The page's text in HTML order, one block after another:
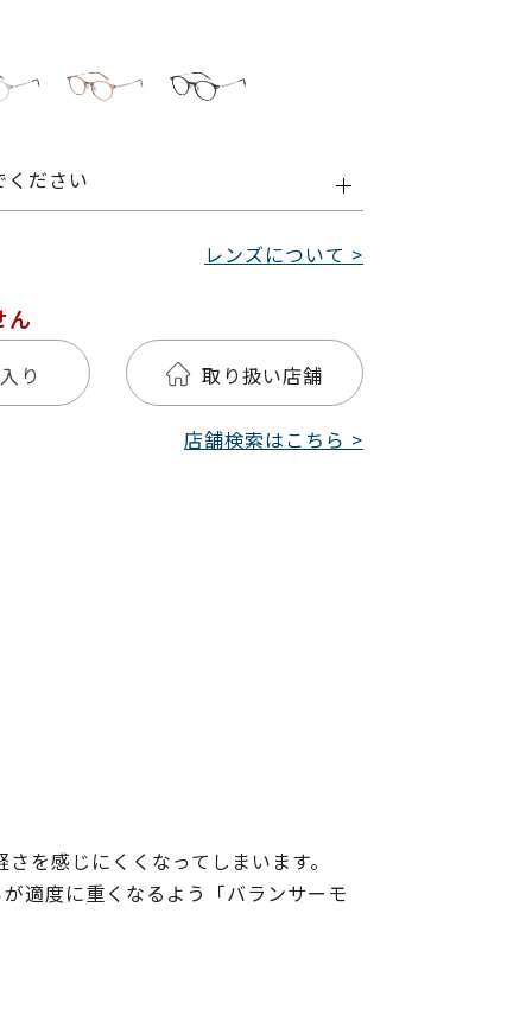
ください
レンズについて >
ん
り 取り扱い店舗
店舗検索はこちら >
を感じにくくなってしまいます。
適度に重くなるよう「バランサーモ